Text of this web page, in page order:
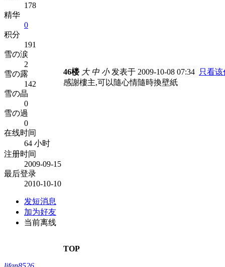
178
精华
0
积分
191
雪の涙
2
雪の露
142
雪の晶
0
雪の過
0
在线时间
64 小时
注册时间
2009-09-15
最后登录
2010-10-10
发短消息
加为好友
当前离线
46楼 大 中 小发表于 2009-10-08 07:34 只看该
感謝樓主,可以隨心情隨時換壁紙
TOP